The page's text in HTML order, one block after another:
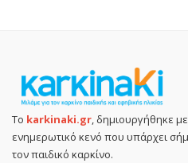
Το karkinaki.gr, δημιουργήθηκε
ενημερωτικό κενό που υπάρχει
τον παιδικό καρκίνο.